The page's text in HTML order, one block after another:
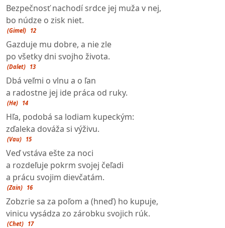
Bezpečnosť nachodí srdce jej muža v nej,
bo núdze o zisk niet.
(Gimel) 12
Gazduje mu dobre, a nie zle
po všetky dni svojho života.
(Dalet) 13
Dbá veľmi o vlnu a o ľan
a radostne jej ide práca od ruky.
(He) 14
Hľa, podobá sa lodiam kupeckým:
zďaleka dováža si výživu.
(Vau) 15
Veď vstáva ešte za noci
a rozdeľuje pokrm svojej čeľadi
a prácu svojim dievčatám.
(Zain) 16
Zobzrie sa za poľom a (hneď) ho kupuje,
vinicu vysádza zo zárobku svojich rúk.
(Chet) 17